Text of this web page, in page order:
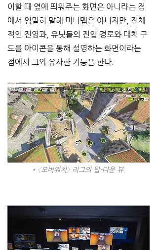
이할 때 옆에 띄워주는 화면은 아니라는 점
에서 엄밀히 말해 미니맵은 아니지만, 전체
적인 진영과, 유닛들의 진입 경로와 대치 구
도를 아이콘을 통해 설명하는 화면이라는
점에서 그와 유사한 기능을 한다.
* 〈오버워치〉 리그의 탑-다운 뷰.